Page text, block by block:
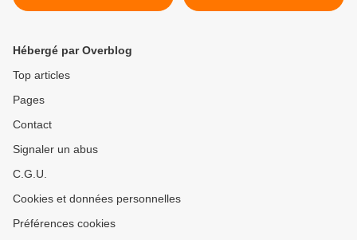
Hébergé par Overblog
Top articles
Pages
Contact
Signaler un abus
C.G.U.
Cookies et données personnelles
Préférences cookies